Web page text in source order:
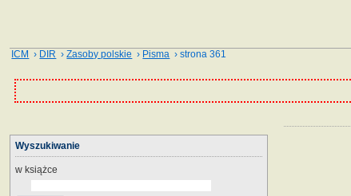
ICM › DIR ›Zasoby polskie › Pisma › strona 361
Wyszukiwanie
w książce